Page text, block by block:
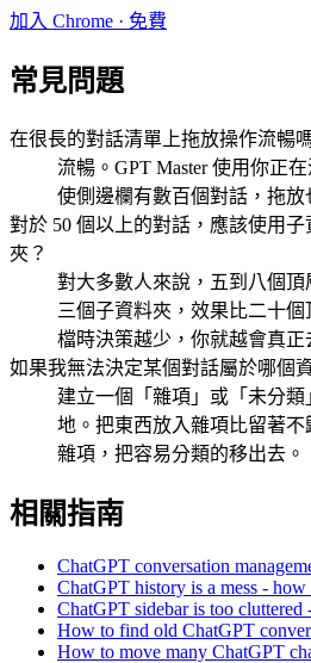
加入 Chrome · 免費
常見問題
在很長的對話清單上拖放操作流暢
流暢。GPT Master 使用你正
使側邊欄有數百個對話，拖放
對於 50 個以上的對話，應該使用
夾？
對大多數人來說，五到八個
三個子資料夾，效果比二十
檔時決策越少，你就越會真正
如果我無法決定某個對話屬於哪個
建立一個「雜項」或「未分
地。把東西放入雜項比留著
雜項，把容易分類的移出去。
相關指南
ChatGPT conversation
ChatGPT history is a mess -
ChatGPT sidebar is too
How to find old ChatGPT
How to move many ChatGPT